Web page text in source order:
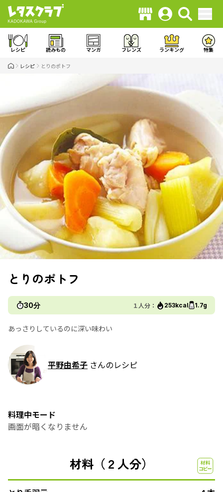
レシピ 読みもの マンガ フレンズ ランキング 特集
レシピ とりのポトフ
とりのポトフ
30分 １人分： 253kcal 1.7g
あっさりしているのに深い味わい
平野由希子 さんのレシピ
料理中モード
画面が暗くなりません
材料（２人分）